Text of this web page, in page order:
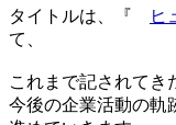
タイトルは、『 ヒ
て、
これまで記されてき
今後の企業活動の軌